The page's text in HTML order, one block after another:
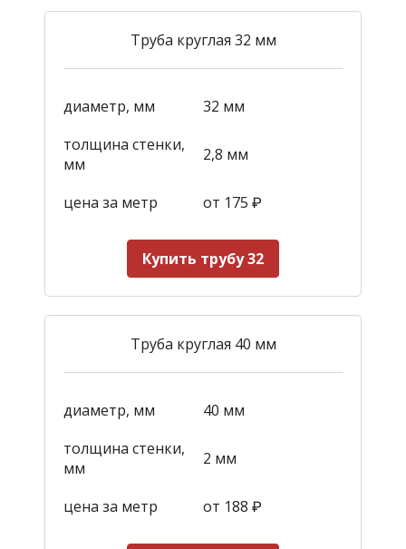
Труба круглая 32 мм
диаметр, мм
32 мм
толщина стенки,
мм
2,8 мм
цена за метр от 175 ₽
Купить трубу 32
Труба круглая 40 мм
диаметр, мм
40 мм
толщина стенки,
мм
2 мм
цена за метр от 188 ₽